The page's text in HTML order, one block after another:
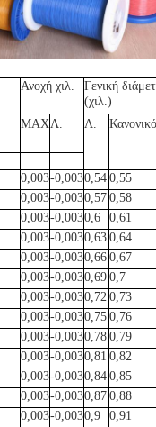
Ανοχή χιλ.
Γενική
(χιλ.)
MAX Λ. Λ.
0,003-0,0030,54 0,55
0,003-0,0030,57 0,58
0,003-0,0030,6 0,61
0,003-0,0030,63 0,64
0,003-0,0030,66 0,67
0,003-0,0030,69 0,7
0,003-0,0030,72 0,73
0,003-0,0030,75 0,76
0,003-0,0030,78 0,79
0,003-0,0030,81 0,82
0,003-0,0030,84 0,85
0,003-0,0030,87 0,88
0,003-0,0030,9 0,91